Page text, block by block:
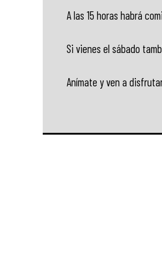
A las 15 horas habrá
Si vienes el sábado
Anímate y ven a